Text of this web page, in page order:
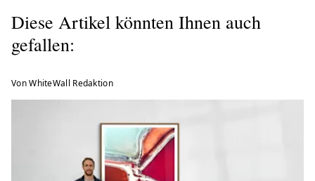
Diese Artikel könnten Ihnen auch
gefallen:
Von WhiteWall Redaktion